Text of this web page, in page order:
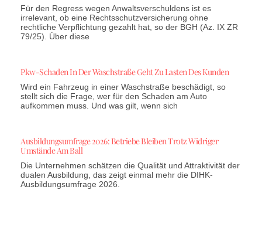
Für den Regress wegen Anwaltsverschuldens ist es
irrelevant, ob eine Rechtsschutzversicherung ohne
rechtliche Verpflichtung gezahlt hat, so der BGH (Az. IX ZR
79/25). Über diese
Pkw-Schaden In Der Waschstraße Geht Zu Lasten Des Kunden
Wird ein Fahrzeug in einer Waschstraße beschädigt, so
stellt sich die Frage, wer für den Schaden am Auto
aufkommen muss. Und was gilt, wenn sich
Ausbildungsumfrage 2026: Betriebe Bleiben Trotz Widriger
Umstände Am Ball
Die Unternehmen schätzen die Qualität und Attraktivität der
dualen Ausbildung, das zeigt einmal mehr die DIHK-
Ausbildungsumfrage 2026.